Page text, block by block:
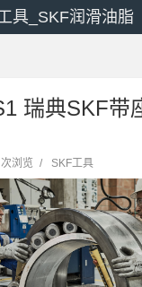
具_SKF润滑油脂
瑞典SKF带
浏览 / SKF工具